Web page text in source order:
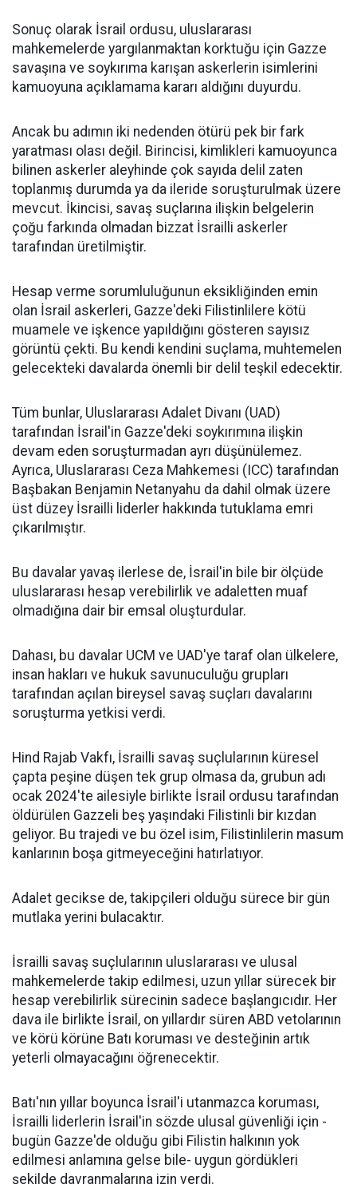
Sonuç olarak İsrail ordusu, uluslararası
mahkemelerde yargılanmaktan korktuğu için Gazze
savaşına ve soykırıma karışan askerlerin isimlerini
kamuoyuna açıklamama kararı aldığını duyurdu.
Ancak bu adımın iki nedenden ötürü pek bir fark
yaratması olası değil. Birincisi, kimlikleri kamuoyunca
bilinen askerler aleyhinde çok sayıda delil zaten
toplanmış durumda ya da ileride soruşturulmak üzere
mevcut. İkincisi, savaş suçlarına ilişkin belgelerin
çoğu farkında olmadan bizzat İsrailli askerler
tarafından üretilmiştir.
Hesap verme sorumluluğunun eksikliğinden emin
olan İsrail askerleri, Gazze'deki Filistinlilere kötü
muamele ve işkence yapıldığını gösteren sayısız
görüntü çekti. Bu kendi kendini suçlama, muhtemelen
gelecekteki davalarda önemli bir delil teşkil edecektir.
Tüm bunlar, Uluslararası Adalet Divanı (UAD)
tarafından İsrail'in Gazze'deki soykırımına ilişkin
devam eden soruşturmadan ayrı düşünülemez.
Ayrıca, Uluslararası Ceza Mahkemesi (ICC) tarafından
Başbakan Benjamin Netanyahu da dahil olmak üzere
üst düzey İsrailli liderler hakkında tutuklama emri
çıkarılmıştır.
Bu davalar yavaş ilerlese de, İsrail'in bile bir ölçüde
uluslararası hesap verebilirlik ve adaletten muaf
olmadığına dair bir emsal oluşturdular.
Dahası, bu davalar UCM ve UAD'ye taraf olan ülkelere,
insan hakları ve hukuk savunuculuğu grupları
tarafından açılan bireysel savaş suçları davalarını
soruşturma yetkisi verdi.
Hind Rajab Vakfı, İsrailli savaş suçlularının küresel
çapta peşine düşen tek grup olmasa da, grubun adı
ocak 2024'te ailesiyle birlikte İsrail ordusu tarafından
öldürülen Gazzeli beş yaşındaki Filistinli bir kızdan
geliyor. Bu trajedi ve bu özel isim, Filistinlilerin masum
kanlarının boşa gitmeyeceğini hatırlatıyor.
Adalet gecikse de, takipçileri olduğu sürece bir gün
mutlaka yerini bulacaktır.
İsrailli savaş suçlularının uluslararası ve ulusal
mahkemelerde takip edilmesi, uzun yıllar sürecek bir
hesap verebilirlik sürecinin sadece başlangıcıdır. Her
dava ile birlikte İsrail, on yıllardır süren ABD vetolarının
ve körü körüne Batı koruması ve desteğinin artık
yeterli olmayacağını öğrenecektir.
Batı'nın yıllar boyunca İsrail'i utanmazca koruması,
İsrailli liderlerin İsrail'in sözde ulusal güvenliği için -
bugün Gazze'de olduğu gibi Filistin halkının yok
edilmesi anlamına gelse bile- uygun gördükleri
şekilde davranmalarına izin verdi.